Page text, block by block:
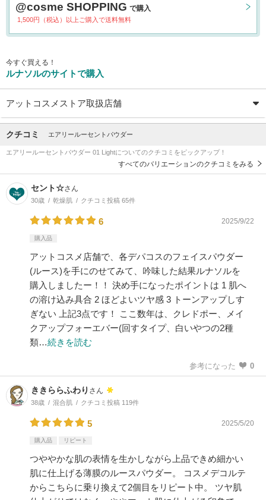
@cosme SHOPPING で購入
1,500円（税込）以上ご購入で送料無料
今すぐ買える！
ルナソルのサイトで購入
アットコスメストア取扱店舗
クチコミ エアリールーセントパウダー
エアリールーセントパウダー 01 Lightについてのクチコミをピックアップ！
すべてのバリエーションのクチコミをみる
セント☆さん
30歳 乾燥肌 クチコミ投稿 65件
6 2025/9/22
購入品
アットコスメ店舗で、各デパコスのフェイスパウダー
(ルース)を手にのせてみて、吟味した結果ルナソルを
購入しましたー！！ 決め手になったポイントは 1 肌へ
の溶け込み具合 2 ほどよいツヤ感 3 トーンアップしす
ぎない 上記3点です！ ここ数年は、クレドポー、メイ
クアップフォーエバー(回すタイプ、白いやつの2種
類…続きを読む
参考になった 0
ききららふわり さん
38歳 混合肌 クチコミ投稿 119件
5 2025/5/20
購入品 リピート
つややかな肌の表情を生かしながら上品できめ細かい
肌に仕上げる薄膜のルースパウダー。 コスメデコルテ
からこちらに乗り換えて2個目をリピート中。 ツヤ肌